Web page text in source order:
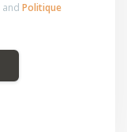
and Politique